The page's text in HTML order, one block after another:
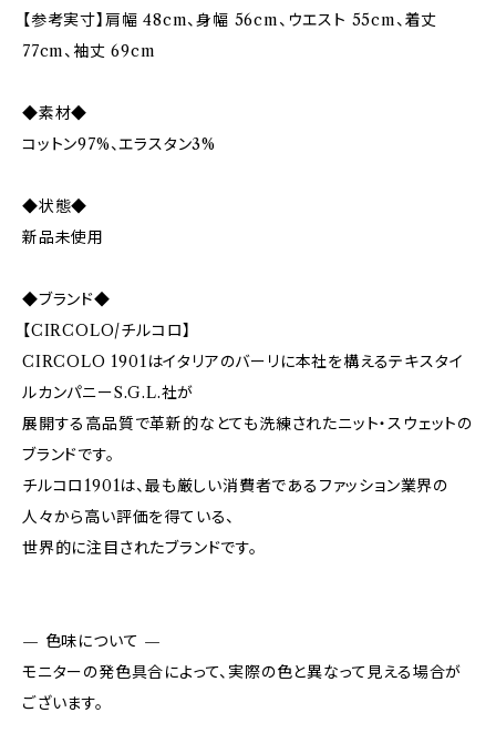
【参考実寸】肩幅 48cm、身幅 56cm、ウエスト 55cm、着丈
77cm、袖丈 69cm
◆素材◆
コットン97%、エラスタン3%
◆状態◆
新品未使用
◆ブランド◆
【CIRCOLO/チルコロ】
CIRCOLO 1901はイタリアのバーリに本社を構えるテキスタイ
ルカンパニーS.G.L.社が
展開する高品質で革新的なとても洗練されたニット・スウェットの
ブランドです。
チルコロ1901は、最も厳しい消費者であるファッション業界の
人々から高い評価を得ている、
世界的に注目されたブランドです。
— 色味について —
モニターの発色具合によって、実際の色と異なって見える場合が
ございます。